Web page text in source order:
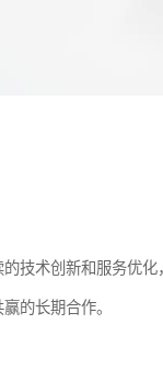
技术创新和服务优
的长期合作。